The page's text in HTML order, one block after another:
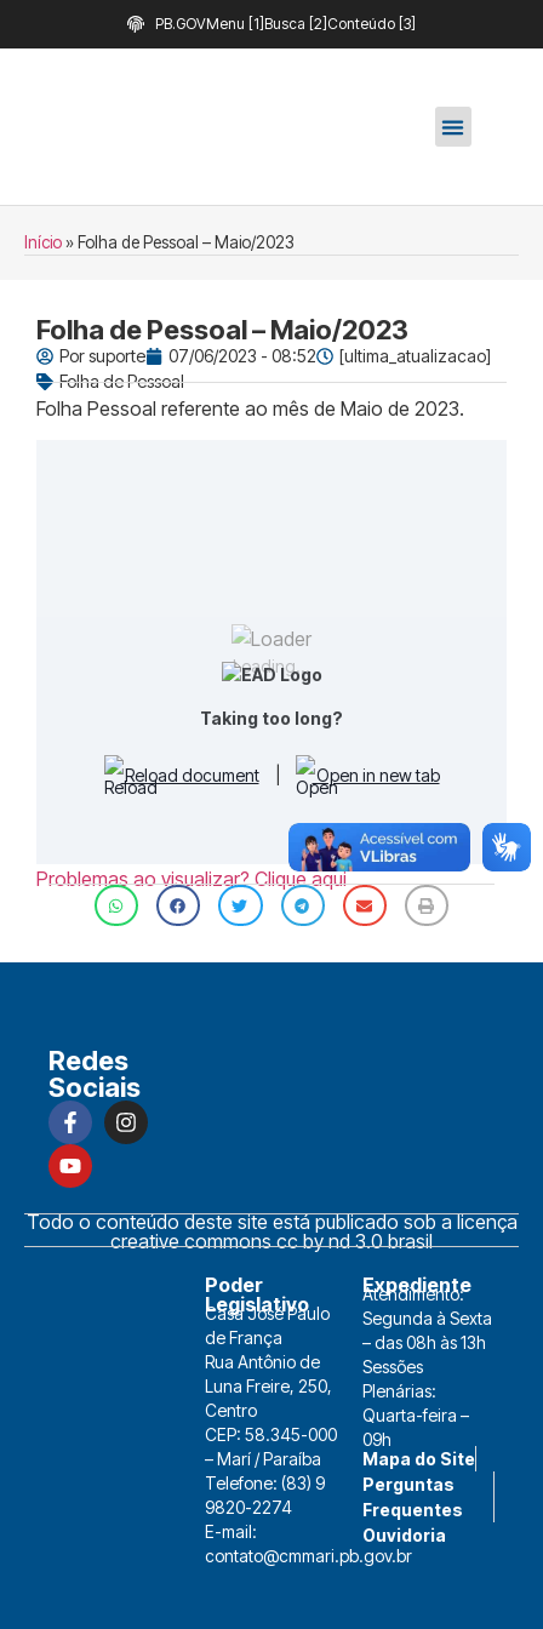
PB.GOVMenu [1] Busca [2] Conteúdo [3]
Início» Folha de Pessoal – Maio/2023
Folha de Pessoal – Maio/2023
Porsuporte 07/06/2023 - 08:52
[ultima_atualizacao]
Folha de Pessoal
Folha Pessoal referente ao mês de Maio de 2023.
Loading...
Taking too long?
Reload document Open in new tab
Problemas ao visualizar? Clique aqui
Redes
Sociais
Todo o conteúdo deste site está publicado sob a licença
creative commons cc by nd 3.0 brasil
Poder
Legislativo
Casa José Paulo
de França
Rua Antônio de
Luna Freire, 250,
Centro
CEP: 58.345-000
– Marí / Paraíba
Telefone: (83) 9
9820-2274
E-mail:
contato@cmmari.pb.gov.br
Expediente
Atendimento:
Segunda à Sexta
– das 08h às 13h
Sessões
Plenárias:
Quarta-feira –
09h
Mapa do Site
Perguntas
Frequentes
Ouvidoria